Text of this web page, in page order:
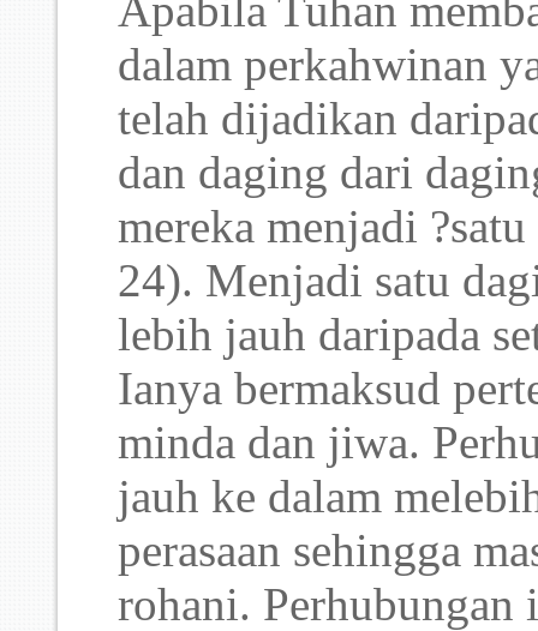
dalam perkahwinan
telah dijadikan
dan daging dari
mereka menjadi
24). Menjadi satu
lebih jauh daripada
Ianya bermaksud
minda dan jiwa.
jauh ke dalam
perasaan sehingga
rohani.